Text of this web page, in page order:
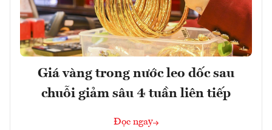
Giá vàng trong nước leo dốc sau
chuỗi giảm sâu 4 tuần liên tiếp
Đọc ngay